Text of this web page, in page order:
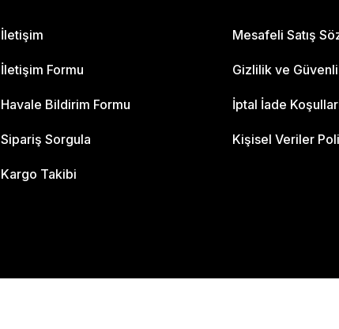
İletişim
İletişim Formu
Havale Bildirim Formu
Sipariş Sorgula
Kargo Takibi
Mesafeli Satış
Gizlilik ve
İptal İade
Kişisel Veriler